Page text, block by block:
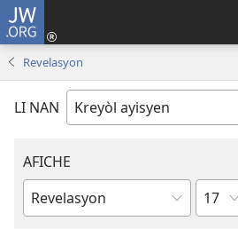
JW.ORG
Revelasyon
LI NAN
AFICHE
Liv
chapit